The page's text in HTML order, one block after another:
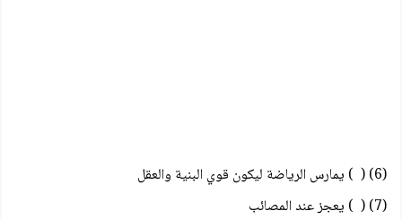
(6) ( ) يمارس الرياضة ليكون قوي البنية والعقل
(7) ( ) يعجز عند المصائب